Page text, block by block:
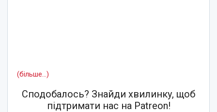
(більше…)
Сподобалось? Знайди хвилинку, щоб
підтримати нас на Patreon!